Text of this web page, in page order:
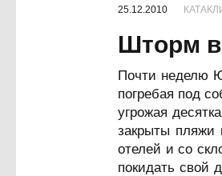
25.12.2010
Шторм
Почти неделю
погребая под
угрожая
закрыты пляжи
отелей и со
покидать свой